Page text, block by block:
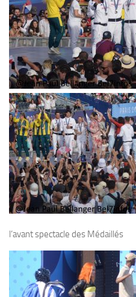
l’avant spectacle des Médaillés